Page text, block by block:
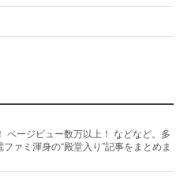
ページビュー数万以上！ などなど。多
ァミ渾身の“殿堂入り”記事をまとめま